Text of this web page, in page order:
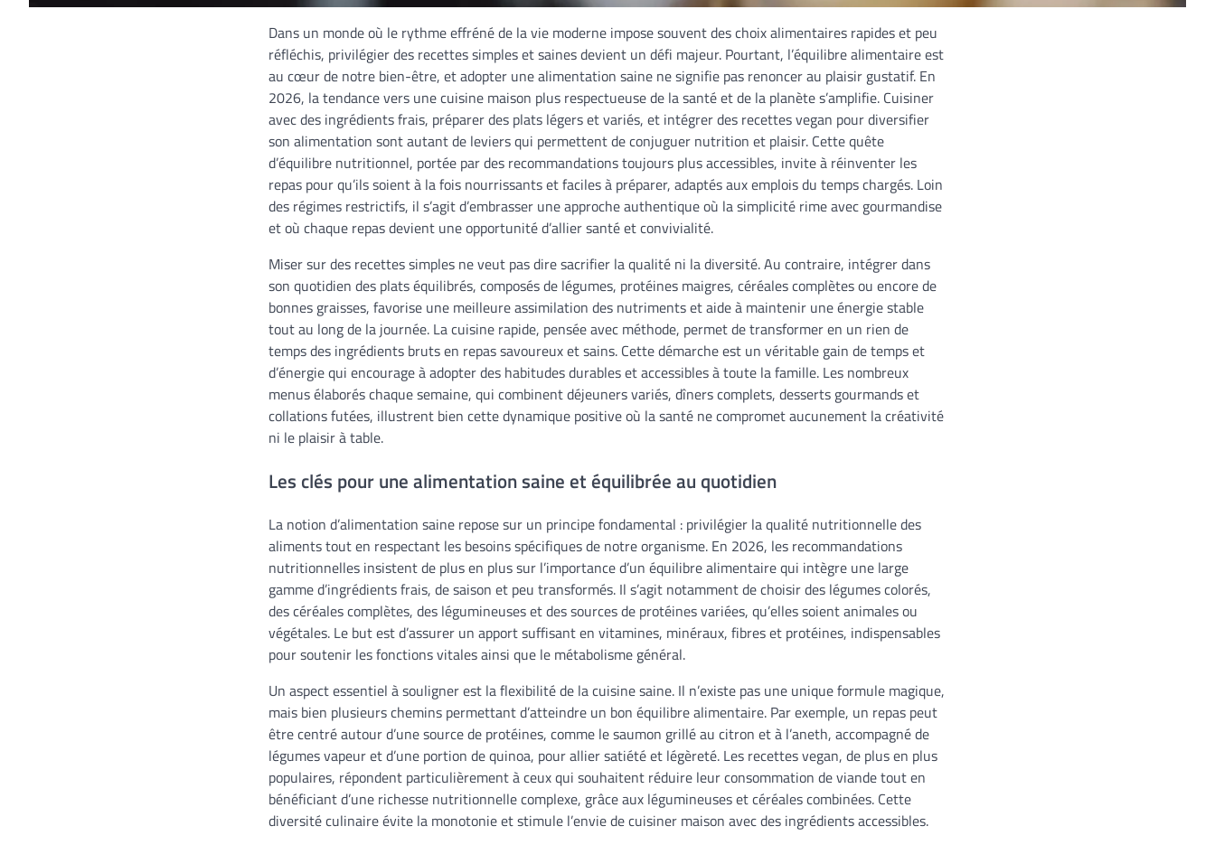
Dans un monde où le rythme effréné de la vie moderne impose souvent des choix alimentaires rapides et peu
réfléchis, privilégier des recettes simples et saines devient un défi majeur. Pourtant, l’équilibre alimentaire est
au cœur de notre bien-être, et adopter une alimentation saine ne signifie pas renoncer au plaisir gustatif. En
2026, la tendance vers une cuisine maison plus respectueuse de la santé et de la planète s’amplifie. Cuisiner
avec des ingrédients frais, préparer des plats légers et variés, et intégrer des recettes vegan pour diversifier
son alimentation sont autant de leviers qui permettent de conjuguer nutrition et plaisir. Cette quête
d’équilibre nutritionnel, portée par des recommandations toujours plus accessibles, invite à réinventer les
repas pour qu’ils soient à la fois nourrissants et faciles à préparer, adaptés aux emplois du temps chargés. Loin
des régimes restrictifs, il s’agit d’embrasser une approche authentique où la simplicité rime avec gourmandise
et où chaque repas devient une opportunité d’allier santé et convivialité.
Miser sur des recettes simples ne veut pas dire sacrifier la qualité ni la diversité. Au contraire, intégrer dans
son quotidien des plats équilibrés, composés de légumes, protéines maigres, céréales complètes ou encore de
bonnes graisses, favorise une meilleure assimilation des nutriments et aide à maintenir une énergie stable
tout au long de la journée. La cuisine rapide, pensée avec méthode, permet de transformer en un rien de
temps des ingrédients bruts en repas savoureux et sains. Cette démarche est un véritable gain de temps et
d’énergie qui encourage à adopter des habitudes durables et accessibles à toute la famille. Les nombreux
menus élaborés chaque semaine, qui combinent déjeuners variés, dîners complets, desserts gourmands et
collations futées, illustrent bien cette dynamique positive où la santé ne compromet aucunement la créativité
ni le plaisir à table.
Les clés pour une alimentation saine et équilibrée au quotidien
La notion d’alimentation saine repose sur un principe fondamental : privilégier la qualité nutritionnelle des
aliments tout en respectant les besoins spécifiques de notre organisme. En 2026, les recommandations
nutritionnelles insistent de plus en plus sur l’importance d’un équilibre alimentaire qui intègre une large
gamme d’ingrédients frais, de saison et peu transformés. Il s’agit notamment de choisir des légumes colorés,
des céréales complètes, des légumineuses et des sources de protéines variées, qu’elles soient animales ou
végétales. Le but est d’assurer un apport suffisant en vitamines, minéraux, fibres et protéines, indispensables
pour soutenir les fonctions vitales ainsi que le métabolisme général.
Un aspect essentiel à souligner est la flexibilité de la cuisine saine. Il n’existe pas une unique formule magique,
mais bien plusieurs chemins permettant d’atteindre un bon équilibre alimentaire. Par exemple, un repas peut
être centré autour d’une source de protéines, comme le saumon grillé au citron et à l’aneth, accompagné de
légumes vapeur et d’une portion de quinoa, pour allier satiété et légèreté. Les recettes vegan, de plus en plus
populaires, répondent particulièrement à ceux qui souhaitent réduire leur consommation de viande tout en
bénéficiant d’une richesse nutritionnelle complexe, grâce aux légumineuses et céréales combinées. Cette
diversité culinaire évite la monotonie et stimule l’envie de cuisiner maison avec des ingrédients accessibles.